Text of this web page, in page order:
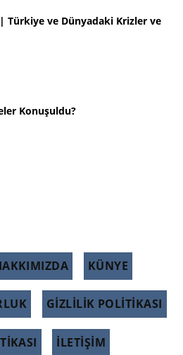
Türkiye ve Dünyadaki Krizler ve
Konuşuldu?
KÜNYE
GIZLILIK POLITIKASI
İLETİŞİM